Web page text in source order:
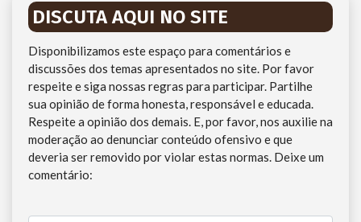
DISCUTA AQUI NO SITE
Disponibilizamos este espaço para comentários e
discussões dos temas apresentados no site. Por favor
respeite e siga nossas regras para participar. Partilhe
sua opinião de forma honesta, responsável e educada.
Respeite a opinião dos demais. E, por favor, nos auxilie na
moderação ao denunciar conteúdo ofensivo e que
deveria ser removido por violar estas normas. Deixe um
comentário: